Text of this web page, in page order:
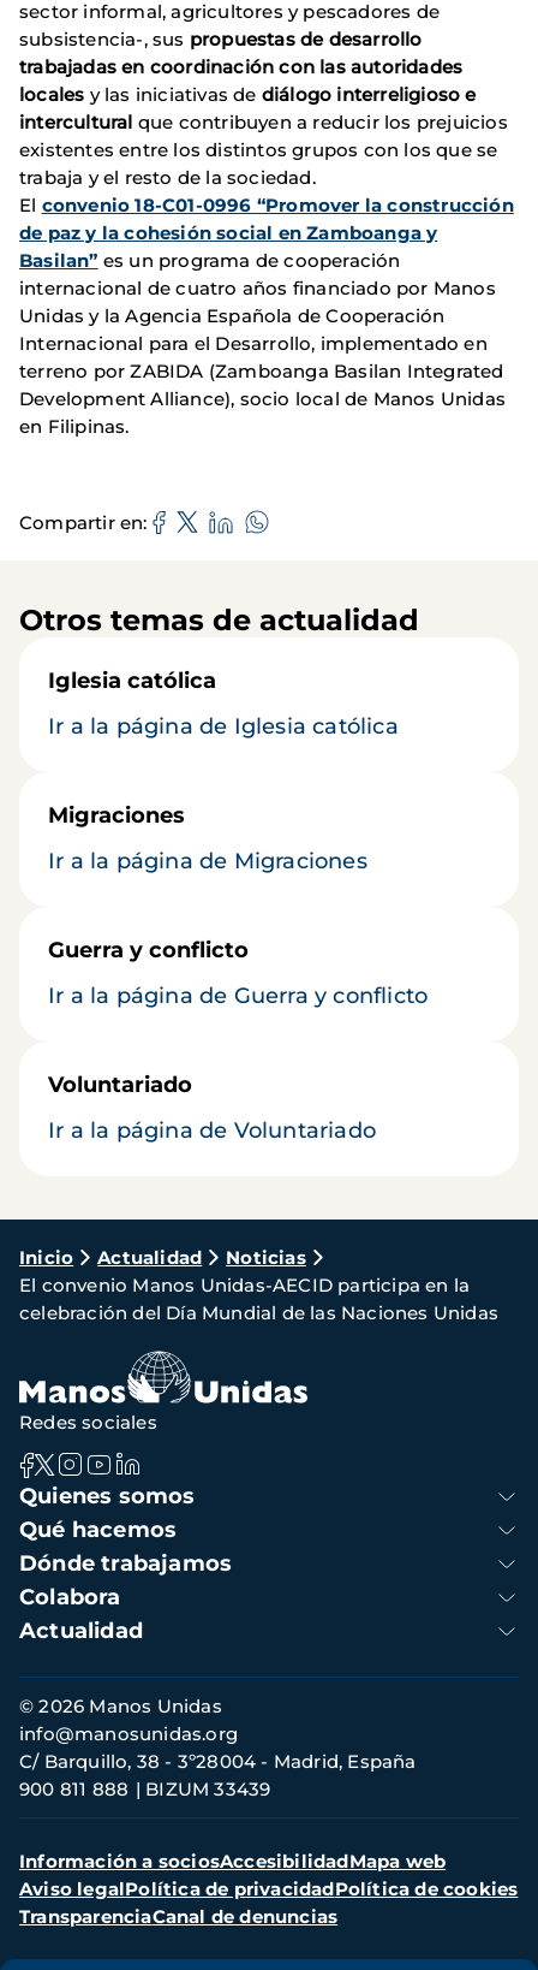
sector informal, agricultores y pescadores de
subsistencia-, sus propuestas de desarrollo
trabajadas en coordinación con las autoridades
locales y las iniciativas de diálogo interreligioso e
intercultural que contribuyen a reducir los prejuicios
existentes entre los distintos grupos con los que se
trabaja y el resto de la sociedad.
El convenio 18-C01-0996 “Promover la construcción
de paz y la cohesión social en Zamboanga y
Basilan” es un programa de cooperación
internacional de cuatro años financiado por Manos
Unidas y la Agencia Española de Cooperación
Internacional para el Desarrollo, implementado en
terreno por ZABIDA (Zamboanga Basilan Integrated
Development Alliance), socio local de Manos Unidas
en Filipinas.
Compartir en
Otros temas de actualidad
Iglesia católica
Ir a la página de Iglesia católica
Migraciones
Ir a la página de Migraciones
Guerra y conflicto
Ir a la página de Guerra y conflicto
Voluntariado
Ir a la página de Voluntariado
Ruta
de
navegación
Inicio Actualidad
Noticias
El convenio Manos Unidas-AECID participa en la
celebración del Día Mundial de las Naciones Unidas
Navegación
principal
Quienes somos
Qué hacemos
Dónde trabajamos
Colabora
Actualidad
Redes sociales
Información
de
contacto
© 2026 Manos Unidas
C/ Barquillo, 38 - 3º28004 - Madrid, España
900 811 888
BIZUM 33439
info@manosunidas.org
Menú
secundario
Información a sociosAccesibilidadMapa web
Aviso legalPolítica de privacidadPolítica de cookies
TransparenciaCanal de denuncias